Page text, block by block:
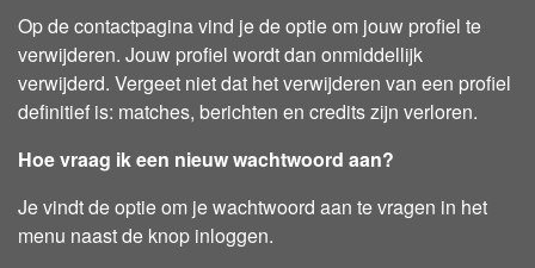
Op de contactpagina vind je de optie om jouw profiel te
verwijderen. Jouw profiel wordt dan onmiddellijk
verwijderd. Vergeet niet dat het verwijderen van een profiel
definitief is: matches, berichten en credits zijn verloren.
Hoe vraag ik een nieuw wachtwoord aan?
Je vindt de optie om je wachtwoord aan te vragen in het
menu naast de knop inloggen.